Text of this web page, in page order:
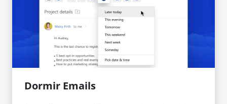
Dormir Emails